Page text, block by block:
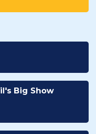
Big Show